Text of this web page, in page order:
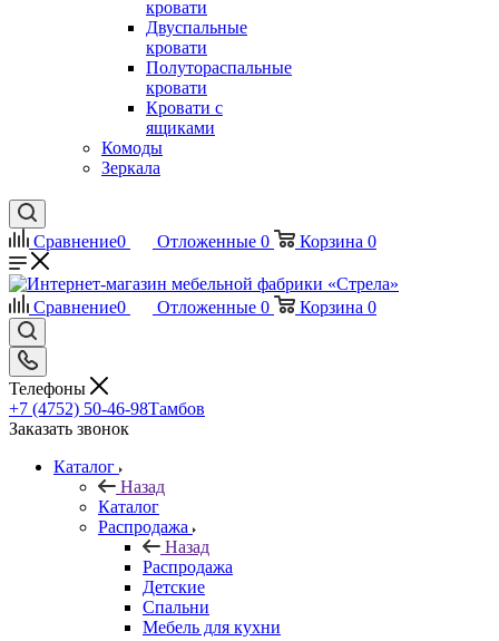
кровати
Двуспальные
кровати
Полутораспальные
кровати
Кровати с
ящиками
Комоды
Зеркала
Сравнение0 Отложенные 0 Корзина 0
Сравнение0 Отложенные 0 Корзина 0
Телефоны
+7 (4752) 50-46-98Тамбов
Заказать звонок
Каталог
Назад
Каталог
Распродажа
Назад
Распродажа
Детские
Спальни
Мебель для кухни